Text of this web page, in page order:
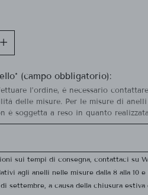
(campo obbligatorio):
l’ordine, è necessario
delle misure. Per le misure di
è soggetta a reso in quanto
sui tempi di consegna, contattaci su
agli anelli nelle misure dalla 8 alla 10 e
settembre, a causa della chiusura